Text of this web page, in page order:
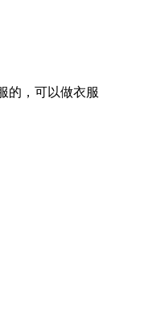
的，可以做衣服